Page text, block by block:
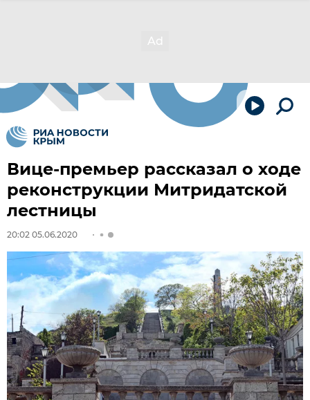
Вице-премьер рассказал о ходе
реконструкции Митридатской
лестницы
20:02 05.06.2020